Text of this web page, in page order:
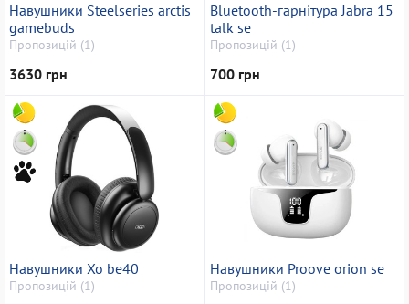
Навушники Steelseries arctis
gamebuds
Пропозицій (1)
3630 грн
Bluetooth-гарнітура Jabra 15
talk se
Пропозицій (1)
700 грн
Навушники Xo be40
Пропозицій (1)
Навушники Proove orion se
Пропозицій (1)